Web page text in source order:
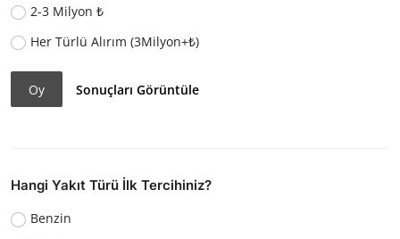
2-3 Milyon ₺
Her Türlü Alırım (3Milyon+₺)
Oy Sonuçları Görüntüle
Hangi Yakıt Türü İlk Tercihiniz?
Benzin